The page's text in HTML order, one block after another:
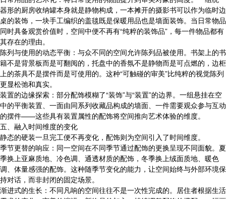
器形的厨房收纳罐本身就是静物构成，一本摊开的摄影书可以作为临时边
桌的装饰，一块手工编织的盖毯既是保暖用品也是墙面装饰。当日常物品
同时具备观赏价值时，空间中便不再有“纯粹的装饰品”，每一件物品都有
其存在的理由。
陈列与使用的动态平衡：与众不同的空间允许陈列品被使用。书架上的书
籍不是背景板而是可翻阅的，托盘中的香氛不是静物而是可点燃的，边柜
上的茶具不是摆件而是可使用的。这种“可触碰的审美”比纯粹的视觉陈列
更显松弛和真实。
装置的边缘探索：部分配饰模糊了“装饰”与“装置”的边界。一组悬挂在空
中的平衡装置、一面由同系列收藏品构成的墙面、一件需要观众参与互动
的摆件——这些具有装置属性的配饰将空间推向艺术体验的维度。
五、融入时间维度的变化
静态的硬装一旦完工便不再变化，配饰则为空间引入了时间维度。
季节更替的响应：同一空间在不同季节通过配饰的更换呈现不同面貌。夏
季换上亚麻质地、冷色调、通透材质的配饰，冬季换上绒面质地、暖色
调、体量感强的配饰。这种随季节变化的能力，让空间始终与外部环境保
持对话，而非封闭的固定场景。
渐进式的生长：不同凡响的空间往往不是一次性完成的。居住者根据生活